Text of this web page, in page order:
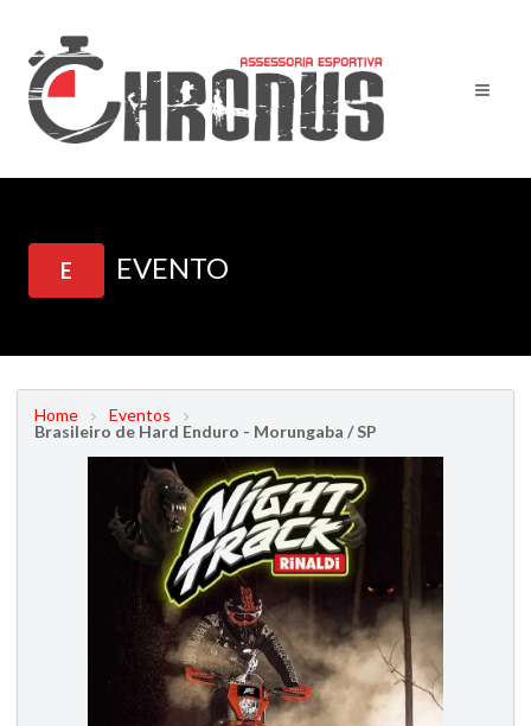
E EVENTO
Home
Eventos
Brasileiro de Hard Enduro - Morungaba / SP